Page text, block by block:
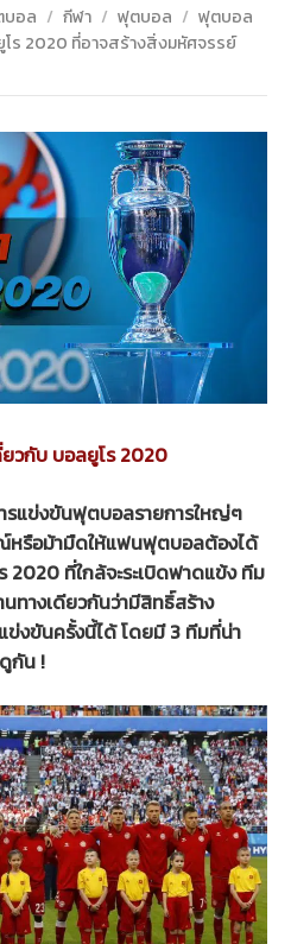
อล / กีฬา / ฟุตบอล / ฟุตบอล
โร 2020 ที่อาจสร้างสิ่งมหัศจรรย์
ยวกับ บอลยูโร 2020
รแข่งขันฟุตบอลรายการใหญ่ๆ
หรือม้ามืดให้แฟนฟุตบอลต้องได้
2020 ที่ใกล้จะระเบิดฟาดแข้ง ทีม
ทางเดียวกันว่ามีสิทธิ์สร้าง
ข่งขันครั้งนี้ได้ โดยมี 3 ทีมที่น่า
กัน !